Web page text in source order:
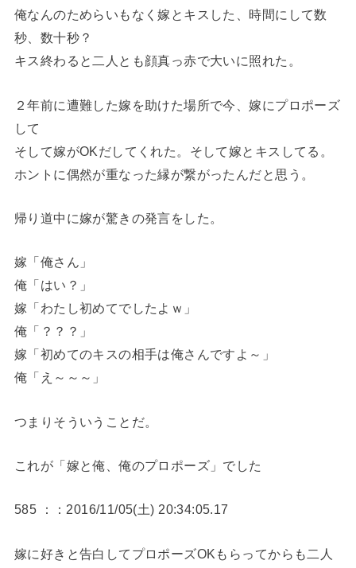
俺なんのためらいもなく嫁とキスした、時間にして数
秒、数十秒？
キス終わると二人とも顔真っ赤で大いに照れた。
２年前に遭難した嫁を助けた場所で今、嫁にプロポーズ
して
そして嫁がOKだしてくれた。そして嫁とキスしてる。
ホントに偶然が重なった縁が繋がったんだと思う。
帰り道中に嫁が驚きの発言をした。
嫁「俺さん」
俺「はい？」
嫁「わたし初めてでしたよｗ」
俺「？？？」
嫁「初めてのキスの相手は俺さんですよ～」
俺「え～～～」
つまりそういうことだ。
これが「嫁と俺、俺のプロポーズ」でした
585 ：：2016/11/05(土) 20:34:05.17
嫁に好きと告白してプロポーズOKもらってからも二人